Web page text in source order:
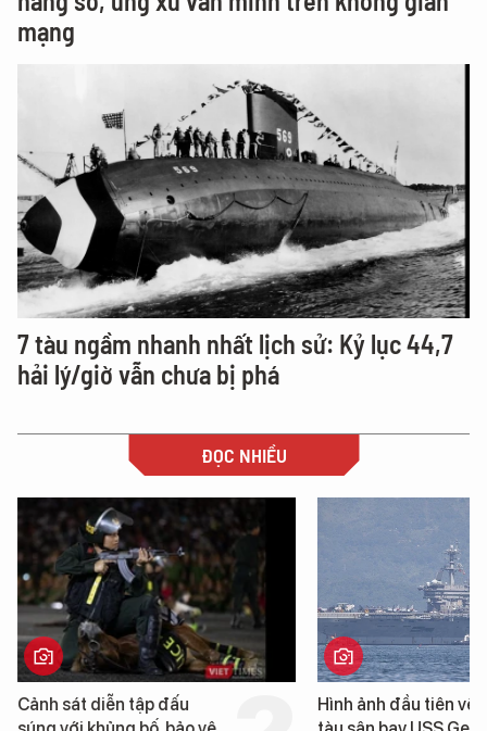
mạng
7 tàu ngầm nhanh nhất lịch sử: Kỷ lục 44,7
hải lý/giờ vẫn chưa bị phá
ĐỌC NHIỀU
Hình ảnh đầu tiên về siêu
Cận cảnh chiến hạm